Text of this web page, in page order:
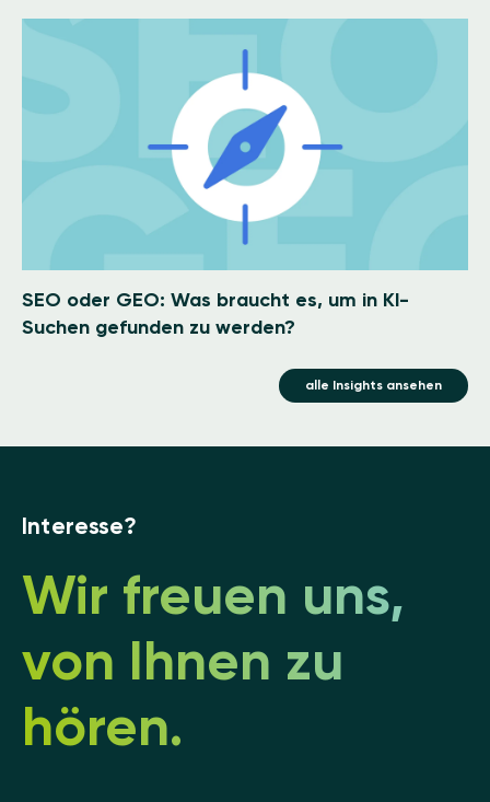
SEO oder GEO: Was braucht es, um in KI-
Suchen gefunden zu werden?
alle Insights ansehen
Interesse?
Wir freuen uns,
von Ihnen zu
hören.